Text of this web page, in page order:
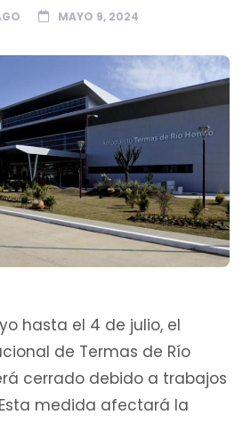
MAYO 9, 2024
hasta el 4 de julio, el
de Termas de Río
cerrado debido a trabajos
medida afectará la